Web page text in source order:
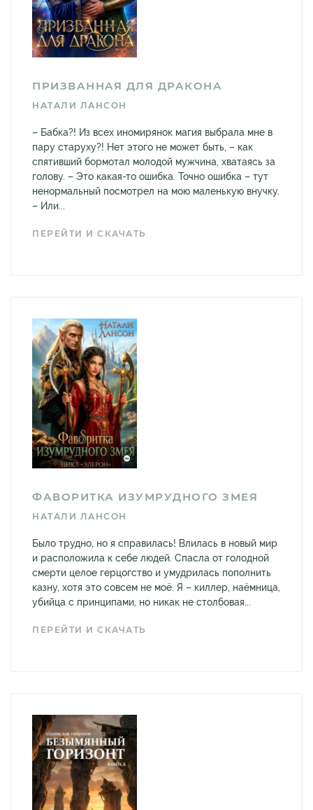
ПРИЗВАННАЯ ДЛЯ ДРАКОНА
НАТАЛИ ЛАНСОН
– Бабка?! Из всех иномирянок магия выбрала мне в
пару старуху?! Нет этого не может быть, – как
спятивший бормотал молодой мужчина, хватаясь за
голову. – Это какая-то ошибка. Точно ошибка – тут
ненормальный посмотрел на мою маленькую внучку.
– Или...
ПЕРЕЙТИ И СКАЧАТЬ
ФАВОРИТКА ИЗУМРУДНОГО ЗМЕЯ
НАТАЛИ ЛАНСОН
Было трудно, но я справилась! Влилась в новый мир
и расположила к себе людей. Спасла от голодной
смерти целое герцогство и умудрилась пополнить
казну, хотя это совсем не моё. Я – киллер, наёмница,
убийца с принципами, но никак не столбовая...
ПЕРЕЙТИ И СКАЧАТЬ